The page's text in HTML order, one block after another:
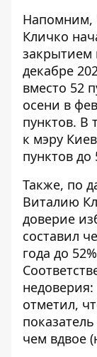
Напомним,
Кличко
закрытием
декабре
вместо 52
осени в
пунктов. В
к мэру
пунктов до
Также, по
Виталию
доверие
составил
года до
недоверия:
отметил,
чем вдвое